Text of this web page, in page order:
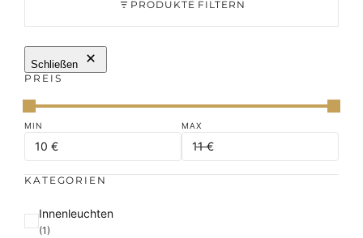
PRODUKTE FILTERN
Schließen
PREIS
KATEGORIEN
K
a
Innenleuchten
(1)